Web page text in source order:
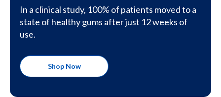
In a clinical study, 100% of patients moved to a
state of healthy gums after just 12 weeks of
use.
Shop Now